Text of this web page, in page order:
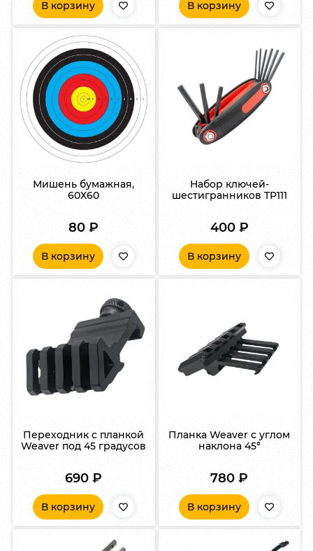
В корзину В корзину
Мишень бумажная,
60Х60
80₽
В корзину
Набор ключей-
шестигранников TP111
400 ₽
В корзину
Переходник с планкой
Weaver под 45 градусов
690₽
В корзину
Планка Weaver с углом
наклона 45°
780₽
В корзину